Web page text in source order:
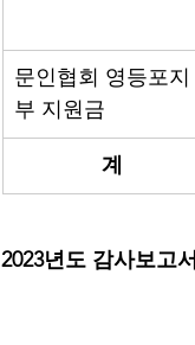
문인협회 영등포지
부 지원금
계
2023년도 감사보고서